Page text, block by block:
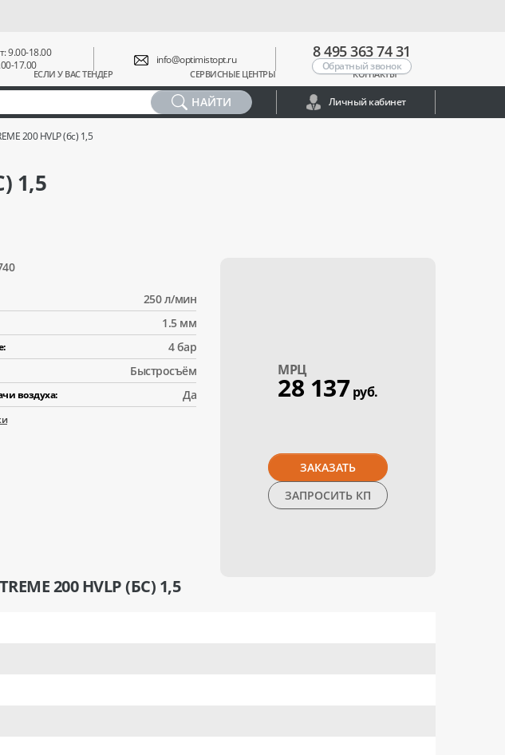
ЕСЛИ У ВАС ТЕНДЕР СЕРВИСНЫЕ ЦЕНТРЫ КОНТАКТЫ
9.00-18.00
17.00
info@optimistopt.ru 8 495 363 74 31
Обратный звонок
НАЙТИ Личный кабинет
200 HVLP (бс) 1,5
1,5
250 л/мин
1.5 мм
4 бар
Быстросъём
воздуха: Да
МPЦ
28 137 руб.
ЗАКАЗАТЬ
ЗАПРОСИТЬ КП
200 HVLP (БС) 1,5